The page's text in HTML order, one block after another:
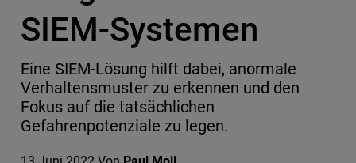
SIEM-Systemen
Eine SIEM-Lösung hilft dabei, anormale
Verhaltensmuster zu erkennen und den
Fokus auf die tatsächlichen
Gefahrenpotenziale zu legen.